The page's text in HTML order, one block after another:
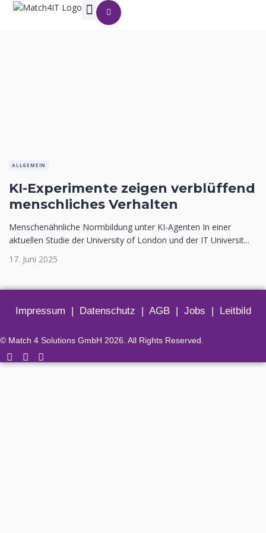
ALLGEMEIN
KI-Experimente zeigen verblüffend
menschliches Verhalten
Menschenähnliche Normbildung unter KI-Agenten In einer
aktuellen Studie der University of London und der IT Universit...
17. Juni 2025
Impressum | Datenschutz | AGB| Jobs | Leitbild
© Match 4 Solutions GmbH 2026. All Rights Reserved.